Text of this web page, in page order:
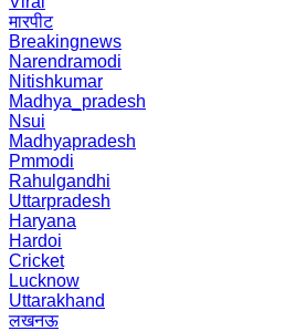
मारपीट
Breakingnews
Narendramodi
Nitishkumar
Madhya_pradesh
Nsui
Madhyapradesh
Pmmodi
Rahulgandhi
Uttarpradesh
Haryana
Hardoi
Cricket
Lucknow
Uttarakhand
लखनऊ